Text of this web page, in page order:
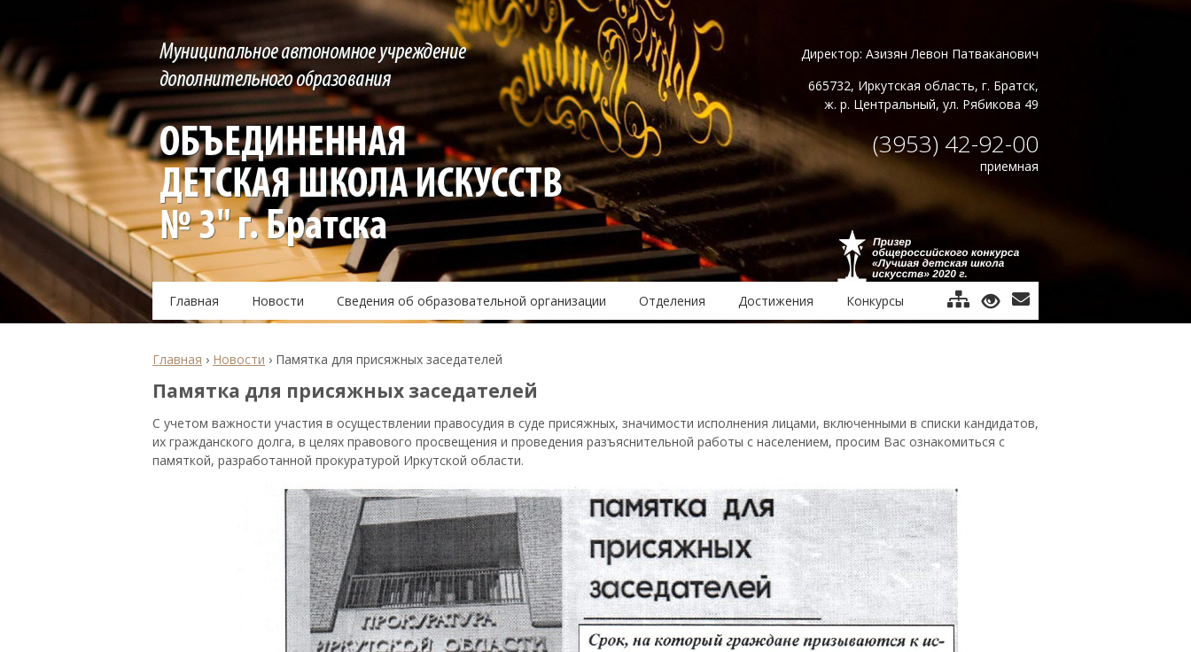
Директор: Азизян Левон Патваканович
665732, Иркутская область, г. Братск,
ж. р. Центральный, ул. Рябикова 49
(3953) 42-92-00
приемная
Главная Новости Сведения об образовательной организации Отделения Достижения Конкурсы
Главная › Новости › Памятка для присяжных заседателей
Памятка для присяжных заседателей
С учетом важности участия в осуществлении правосудия в суде присяжных, значимости исполнения лицами, включенными в списки кандидатов,
их гражданского долга, в целях правового просвещения и проведения разъяснительной работы с населением, просим Вас ознакомиться с
памяткой, разработанной прокуратурой Иркутской области.